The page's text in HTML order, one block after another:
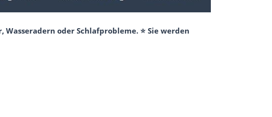
oder Schlafprobleme. ⭐ Sie werden